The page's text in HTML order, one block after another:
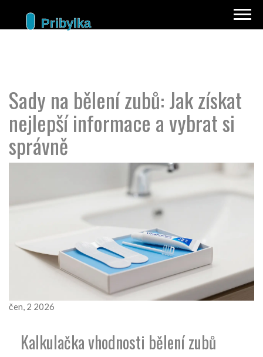
Sady na bělení zubů: Jak získat
nejlepší informace a vybrat si
správně
čen, 2 2026
Kalkulačka vhodnosti bělení zubů